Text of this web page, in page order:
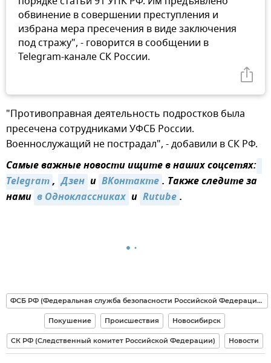
обвинение в совершении преступления и
избрана мера пресечения в виде заключения
под стражу", - говорится в сообщении в
Telegram-канале СК России.
"Противоправная деятельность подростков была
пресечена сотрудниками УФСБ России.
Военнослужащий не пострадал", - добавили в СК РФ.
Самые важные новости ищите в наших соцсетях:
Telegram, Дзен и ВКонтакте. Также следите за
нами в Одноклассниках и Rutube.
ФСБ РФ (Федеральная служба безопасности Российской Федерации)
Покушение Происшествия Новосибирск
СК РФ (Следственный комитет Российской Федерации) Новости